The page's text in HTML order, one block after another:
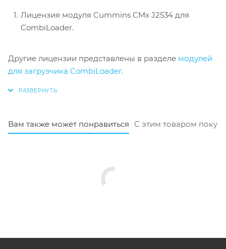
Лицензия модуля Cummins CMx J2534 для
CombiLoader.
Другие лицензии представлены в разделе модулей
для загрузчика CombiLoader.
Вам также может понравиться С этим товаром